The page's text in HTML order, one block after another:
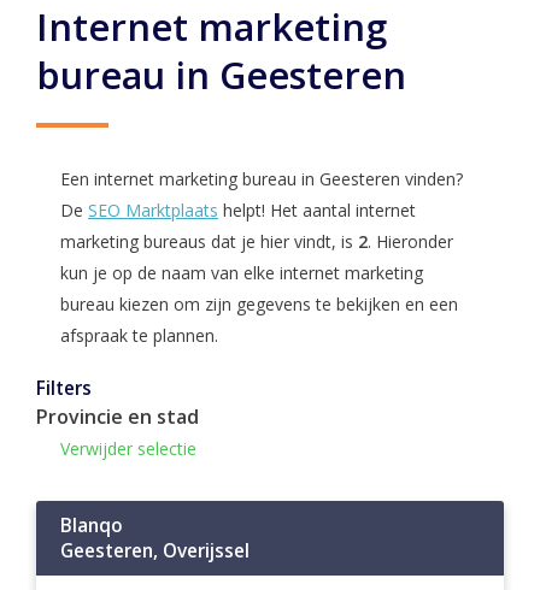
Internet marketing
bureau in Geesteren
Een internet marketing bureau in Geesteren vinden?
De SEO Marktplaats helpt! Het aantal internet
marketing bureaus dat je hier vindt, is 2. Hieronder
kun je op de naam van elke internet marketing
bureau kiezen om zijn gegevens te bekijken en een
afspraak te plannen.
Filters
Provincie en stad
Verwijder selectie
Blanqo
Geesteren, Overijssel